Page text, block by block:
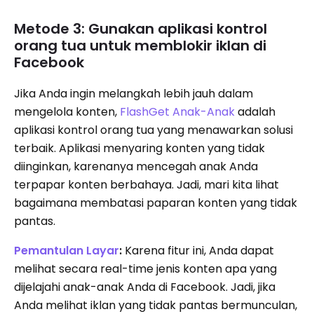
Metode 3: Gunakan aplikasi kontrol
orang tua untuk memblokir iklan di
Facebook
Jika Anda ingin melangkah lebih jauh dalam
mengelola konten, FlashGet Anak-Anakadalah
aplikasi kontrol orang tua yang menawarkan solusi
terbaik. Aplikasi menyaring konten yang tidak
diinginkan, karenanya mencegah anak Anda
terpapar konten berbahaya. Jadi, mari kita lihat
bagaimana membatasi paparan konten yang tidak
pantas.
Pemantulan Layar: Karena fitur ini, Anda dapat
melihat secara real-time jenis konten apa yang
dijelajahi anak-anak Anda di Facebook. Jadi, jika
Anda melihat iklan yang tidak pantas bermunculan,